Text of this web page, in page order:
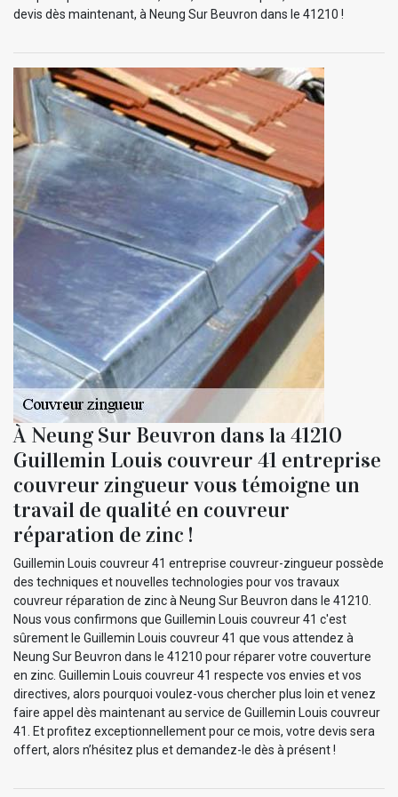
devis dès maintenant, à Neung Sur Beuvron dans le 41210 !
À Neung Sur Beuvron dans la 41210
Guillemin Louis couvreur 41 entreprise
couvreur zingueur vous témoigne un
travail de qualité en couvreur
réparation de zinc !
Guillemin Louis couvreur 41 entreprise couvreur-zingueur possède
des techniques et nouvelles technologies pour vos travaux
couvreur réparation de zinc à Neung Sur Beuvron dans le 41210.
Nous vous confirmons que Guillemin Louis couvreur 41 c'est
sûrement le Guillemin Louis couvreur 41 que vous attendez à
Neung Sur Beuvron dans le 41210 pour réparer votre couverture
en zinc. Guillemin Louis couvreur 41 respecte vos envies et vos
directives, alors pourquoi voulez-vous chercher plus loin et venez
faire appel dès maintenant au service de Guillemin Louis couvreur
41. Et profitez exceptionnellement pour ce mois, votre devis sera
offert, alors n’hésitez plus et demandez-le dès à présent !